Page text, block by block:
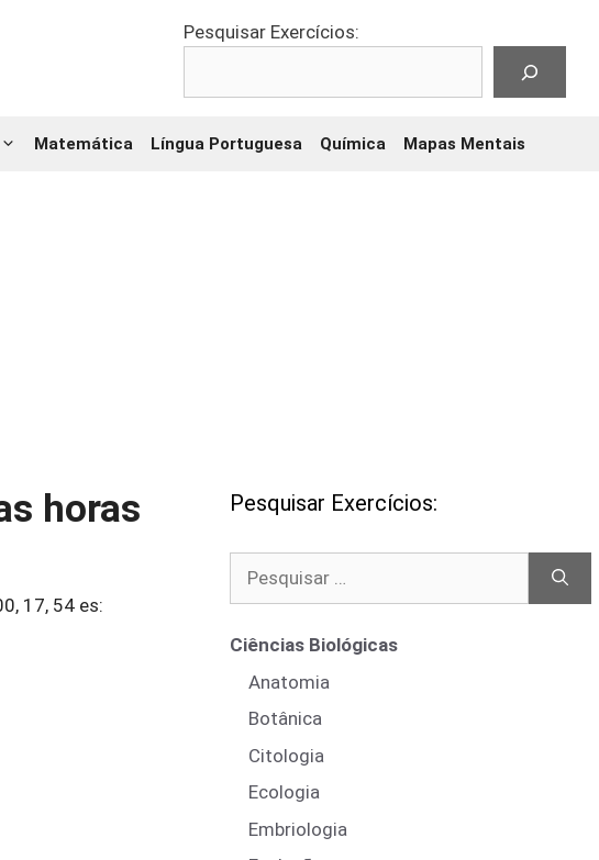
Pesquisar Exercícios:
Matemática Língua Portuguesa Química Mapas Mentais
horas
17, 54 es:
Pesquisar Exercícios:
Ciências Biológicas
Anatomia
Botânica
Citologia
Ecologia
Embriologia